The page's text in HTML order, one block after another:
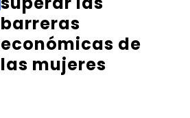
barreras
económicas de
las mujeres